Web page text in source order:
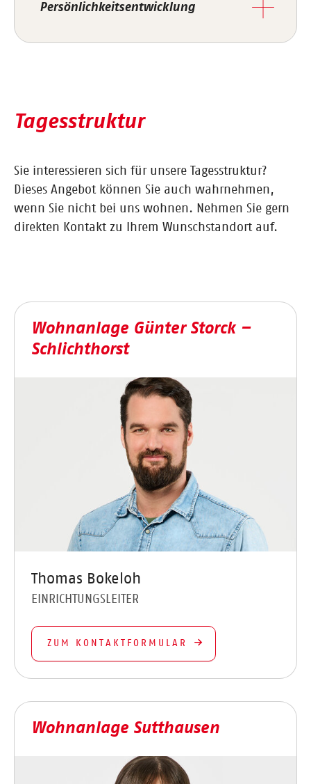
Persönlichkeitsentwicklung
Tagesstruktur
Sie interessieren sich für unsere Tagesstruktur?
Dieses Angebot können Sie auch wahrnehmen,
wenn Sie nicht bei uns wohnen. Nehmen Sie gern
direkten Kontakt zu Ihrem Wunschstandort auf.
Wohnanlage Günter Storck –
Schlichthorst
Thomas Bokeloh
EINRICHTUNGSLEITER
ZUM KONTAKTFORMULAR
Wohnanlage Sutthausen